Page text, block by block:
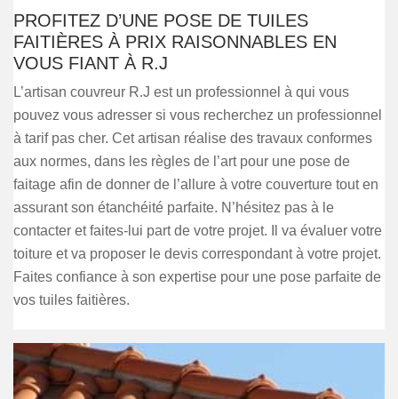
PROFITEZ D’UNE POSE DE TUILES
FAITIÈRES À PRIX RAISONNABLES EN
VOUS FIANT À R.J
L’artisan couvreur R.J est un professionnel à qui vous
pouvez vous adresser si vous recherchez un professionnel
à tarif pas cher. Cet artisan réalise des travaux conformes
aux normes, dans les règles de l’art pour une pose de
faitage afin de donner de l’allure à votre couverture tout en
assurant son étanchéité parfaite. N’hésitez pas à le
contacter et faites-lui part de votre projet. Il va évaluer votre
toiture et va proposer le devis correspondant à votre projet.
Faites confiance à son expertise pour une pose parfaite de
vos tuiles faitières.